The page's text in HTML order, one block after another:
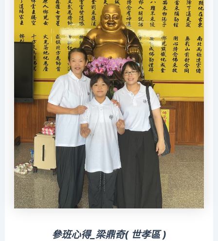
參班心得_梁鼎奇( 世孝區)